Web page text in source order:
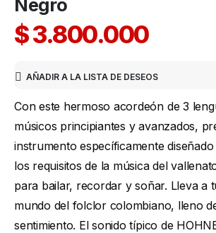
Negro
$3.800.000
AÑADIR A LA LISTA DE DESEOS
Con este hermoso acordeón de 3
músicos principiantes y avanzados,
instrumento específicamente
los requisitos de la música del
para bailar, recordar y soñar. Lleva a
mundo del folclor colombiano, lleno
sentimiento. El sonido típico de